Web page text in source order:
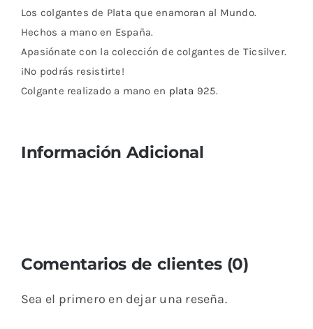
Los colgantes de Plata que enamoran al Mundo.
Hechos a mano en España.
Apasiónate con la colección de colgantes de Ticsilver.
¡No podrás resistirte!
Colgante realizado a mano en plata 925.
Información Adicional
Comentarios de clientes (0)
Sea el primero en dejar una reseña.